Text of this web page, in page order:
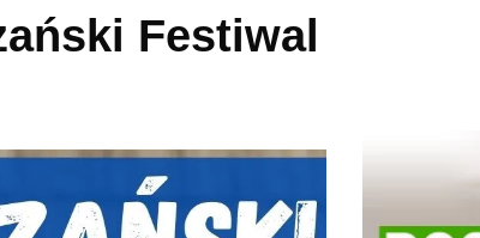
Festiwal